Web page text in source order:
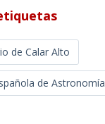
de Calar Alto
de Astronomía